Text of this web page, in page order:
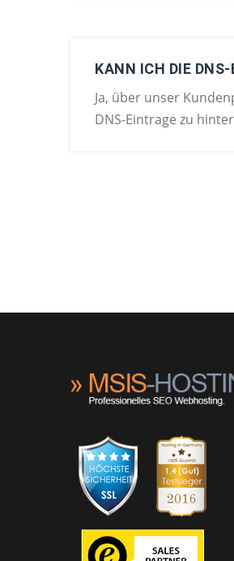
KANN ICH DIE
Ja, über unser
DNS-Eintrage zu